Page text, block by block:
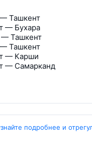
Ташкент
— Бухара
— Ташкент
Ташкент
— Карши
— Самарканд
подробнее и